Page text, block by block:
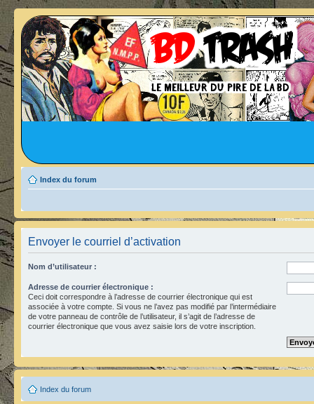
Index du forum
Envoyer le courriel d’activation
Nom d’utilisateur :
Adresse de courrier électronique :
Ceci doit correspondre à l’adresse de courrier électronique qui est
associée à votre compte. Si vous ne l’avez pas modifié par l’intermédiaire
de votre panneau de contrôle de l’utilisateur, il s’agit de l’adresse de
courrier électronique que vous avez saisie lors de votre inscription.
Index du forum